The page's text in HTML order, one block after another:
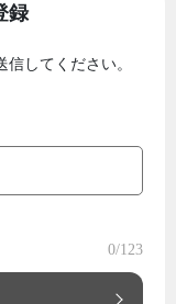
録
してください。
0/123